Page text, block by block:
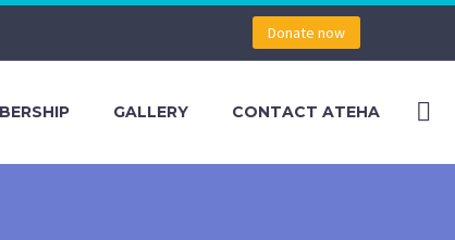
Donate now
GALLERY CONTACT ATEHA